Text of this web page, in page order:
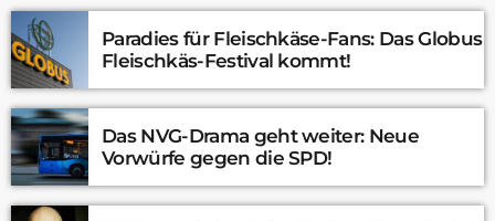
Paradies für Fleischkäse-Fans: Das Globus
Fleischkäs-Festival kommt!
Das NVG-Drama geht weiter: Neue
Vorwürfe gegen die SPD!